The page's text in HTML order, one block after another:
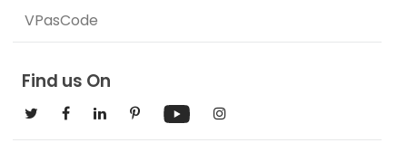
VPasCode
Find us On